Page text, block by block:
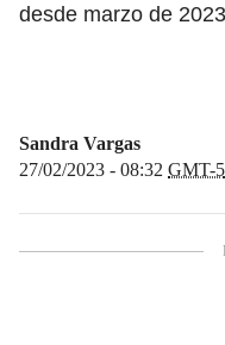
desde marzo de
Sandra Vargas
27/02/2023 - 08:32 GMT-5